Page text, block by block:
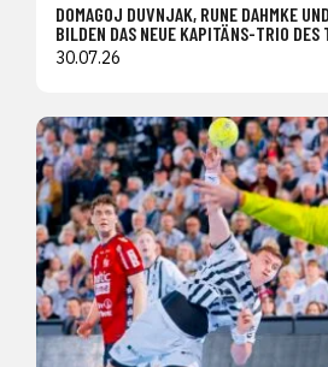
DOMAGOJ DUVNJAK, RUNE DAHMKE
BILDEN DAS NEUE KAPITÄNS-TRIO DES
30.07.26